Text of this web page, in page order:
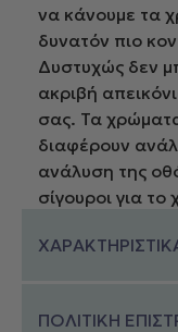
να κάνουμε τα
δυνατόν πιο
Δυστυχώς δεν
ακριβή
σας. Τα
διαφέρουν
ανάλυση της
σίγουροι για
αγορά
ΠΟΛΙΤΙΚΗ